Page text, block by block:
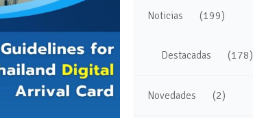
Noticias (199)
Destacadas (178)
Novedades (2)